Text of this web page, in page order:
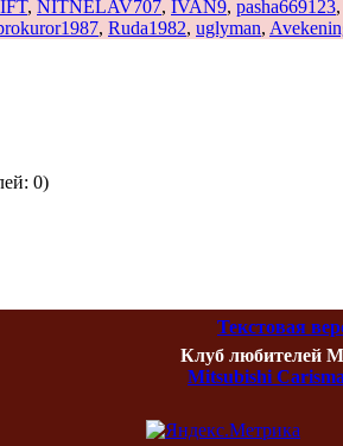
, NITNELAV707, IVAN9, pasha669123,
, Ruda1982, uglyman,
0)
Текстовая
Клуб любителей
Mitsubishi